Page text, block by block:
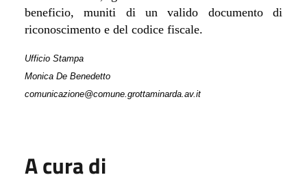
beneficio, muniti di un valido documento di
riconoscimento e del codice fiscale.
Ufficio Stampa
Monica De Benedetto
comunicazione@comune.grottaminarda.av.it
A cura di